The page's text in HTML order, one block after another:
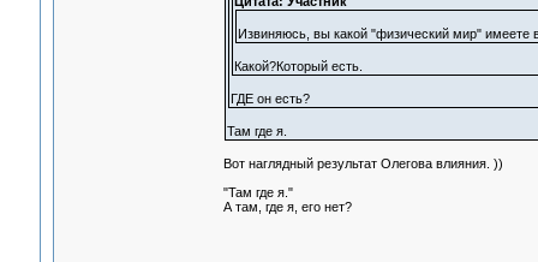
Извиняюсь, вы какой "физический мир" имеете
Какой?Который есть.
ГДЕ он есть?
Там где я.
Вот наглядный результат Олегова влияния. ))
"Там где я."
А там, где я, его нет?